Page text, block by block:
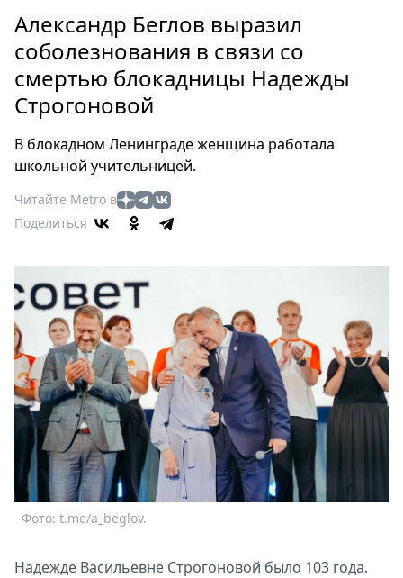
Россия
Мир
Здоровье
Еда
Мода
Театр
Кино
Афиша
Выставки
Пресс-
релизы
О
Metro
Стримы
Спецпроекты
Звезды
Выборы
2026
Скачай
Metro
Александр Беглов выразил
соболезнования в связи со
смертью блокадницы Надежды
Строгоновой
В блокадном Ленинграде женщина работала
школьной учительницей.
Читайте Metro в
Поделиться
Фото: t.me/a_beglov.
Надежде Васильевне Строгоновой было 103 года.